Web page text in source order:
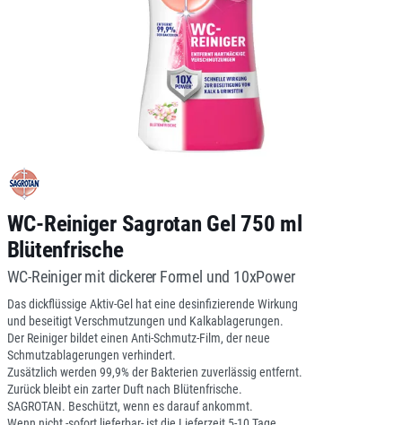
WC-Reiniger Sagrotan Gel 750 ml
Blütenfrische
WC-Reiniger mit dickerer Formel und 10xPower
Das dickflüssige Aktiv-Gel hat eine desinfizierende Wirkung
und beseitigt Verschmutzungen und Kalkablagerungen.
Der Reiniger bildet einen Anti-Schmutz-Film, der neue
Schmutzablagerungen verhindert.
Zusätzlich werden 99,9% der Bakterien zuverlässig entfernt.
Zurück bleibt ein zarter Duft nach Blütenfrische.
SAGROTAN. Beschützt, wenn es darauf ankommt.